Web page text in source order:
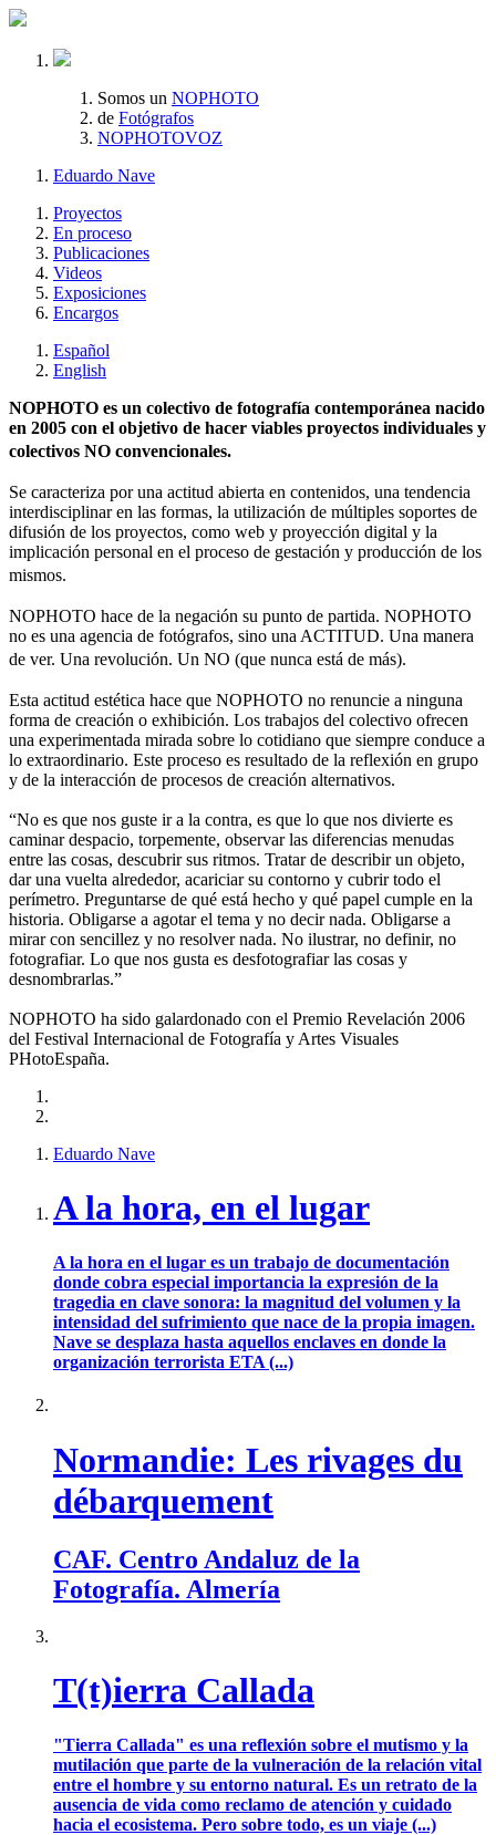
Somos un NOPHOTO
de Fotógrafos
NOPHOTOVOZ
Eduardo Nave
Proyectos
En proceso
Publicaciones
Videos
Exposiciones
Encargos
Español
English
NOPHOTO es un colectivo de fotografía contemporánea nacido
en 2005 con el objetivo de hacer viables proyectos individuales y
colectivos NO convencionales.
Se caracteriza por una actitud abierta en contenidos, una tendencia
interdisciplinar en las formas, la utilización de múltiples soportes de
difusión de los proyectos, como web y proyección digital y la
implicación personal en el proceso de gestación y producción de los
mismos.
NOPHOTO hace de la negación su punto de partida. NOPHOTO
no es una agencia de fotógrafos, sino una ACTITUD. Una manera
de ver. Una revolución. Un NO (que nunca está de más).
Esta actitud estética hace que NOPHOTO no renuncie a ninguna
forma de creación o exhibición. Los trabajos del colectivo ofrecen
una experimentada mirada sobre lo cotidiano que siempre conduce a
lo extraordinario. Este proceso es resultado de la reflexión en grupo
y de la interacción de procesos de creación alternativos.
“No es que nos guste ir a la contra, es que lo que nos divierte es
caminar despacio, torpemente, observar las diferencias menudas
entre las cosas, descubrir sus ritmos. Tratar de describir un objeto,
dar una vuelta alrededor, acariciar su contorno y cubrir todo el
perímetro. Preguntarse de qué está hecho y qué papel cumple en la
historia. Obligarse a agotar el tema y no decir nada. Obligarse a
mirar con sencillez y no resolver nada. No ilustrar, no definir, no
fotografiar. Lo que nos gusta es desfotografiar las cosas y
desnombrarlas.”
NOPHOTO ha sido galardonado con el Premio Revelación 2006
del Festival Internacional de Fotografía y Artes Visuales
PHotoEspaña.
Eduardo Nave
A la hora, en el lugar
A la hora en el lugar es un trabajo de documentación
donde cobra especial importancia la expresión de la
tragedia en clave sonora: la magnitud del volumen y la
intensidad del sufrimiento que nace de la propia imagen.
Nave se desplaza hasta aquellos enclaves en donde la
organización terrorista ETA (...)
Normandie: Les rivages du
débarquement
CAF. Centro Andaluz de la
Fotografía. Almería
T(t)ierra Callada
"Tierra Callada" es una reflexión sobre el mutismo y la
mutilación que parte de la vulneración de la relación vital
entre el hombre y su entorno natural. Es un retrato de la
ausencia de vida como reclamo de atención y cuidado
hacia el ecosistema. Pero sobre todo, es un viaje (...)